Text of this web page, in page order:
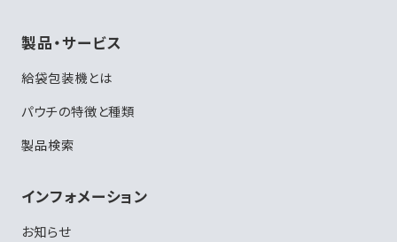
製品・サービス
給袋包装機とは
パウチの特徴と種類
製品検索
インフォメーション
お知らせ